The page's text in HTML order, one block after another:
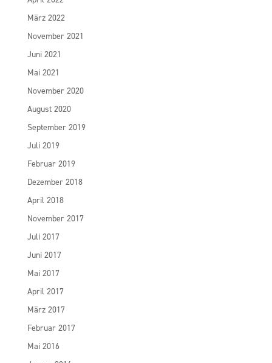
März 2022
November 2021
Juni 2021
Mai 2021
November 2020
August 2020
September 2019
Juli 2019
Februar 2019
Dezember 2018
April 2018
November 2017
Juli 2017
Juni 2017
Mai 2017
April 2017
März 2017
Februar 2017
Mai 2016